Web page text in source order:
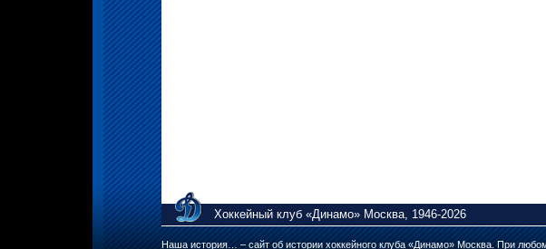
Хоккейный клуб «Динамо» Москва, 1946-2026
Наша история… – сайт об истории хоккейного клуба «Динамо» Москва. При